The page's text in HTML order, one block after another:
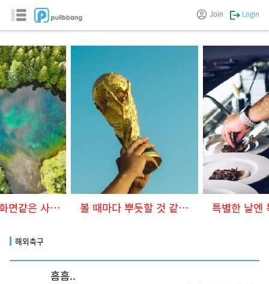
Join Login
웰
해외축구
흠흠..